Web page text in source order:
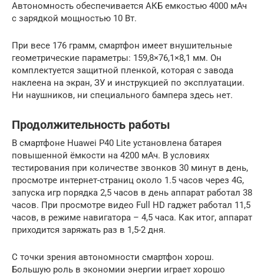
Автономность обеспечивается АКБ емкостью 4000 мАч
с зарядкой мощностью 10 Вт.
При весе 176 грамм, смартфон имеет внушительные
геометрические параметры: 159,8×76,1×8,1 мм. Он
комплектуется защитной пленкой, которая с завода
наклеена на экран, ЗУ и инструкцией по эксплуатации.
Ни наушников, ни специального бампера здесь нет.
Продолжительность работы
В смартфоне Huawei P40 Lite установлена батарея
повышенной ёмкости на 4200 мАч. В условиях
тестирования при количестве звонков 30 минут в день,
просмотре интернет-страниц около 1.5 часов через 4G,
запуска игр порядка 2,5 часов в день аппарат работал 38
часов. При просмотре видео Full HD гаджет работал 11,5
часов, в режиме навигатора – 4,5 часа. Как итог, аппарат
приходится заряжать раз в 1,5-2 дня.
С точки зрения автономности смартфон хорош.
Большую роль в экономии энергии играет хорошо